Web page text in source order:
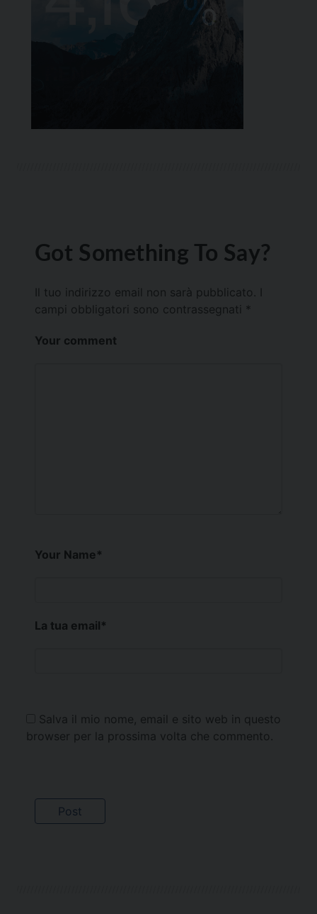
Got Something To Say?
Il tuo indirizzo email non sarà pubblicato.
campi obbligatori sono contrassegnati *
Your comment
Your Name*
La tua email*
Salva il mio nome, email e sito web in questo
browser per la prossima volta che commento.